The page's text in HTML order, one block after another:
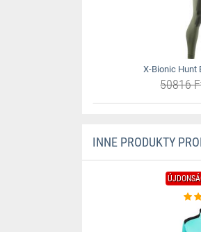
X-Bionic Hunt
50816
INNE PRODUKTY